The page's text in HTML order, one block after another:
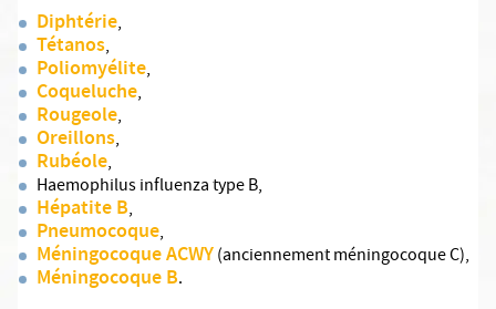
Diphtérie,
Tétanos,
Poliomyélite,
Coqueluche,
Rougeole,
Oreillons,
Rubéole,
Haemophilus influenza type B,
Hépatite B,
Pneumocoque,
Méningocoque ACWY(anciennement méningocoque C),
Méningocoque B.